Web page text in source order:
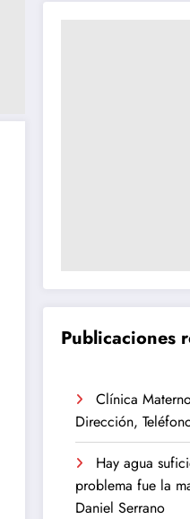
Publicaciones
Clínica
Dirección,
Hay agua
problema fue la
Daniel Serrano